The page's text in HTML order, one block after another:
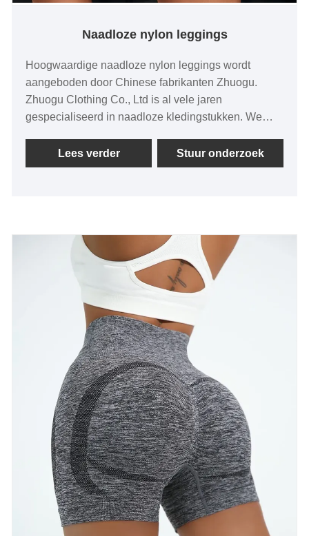
Naadloze nylon leggings
Hoogwaardige naadloze nylon leggings wordt
aangeboden door Chinese fabrikanten Zhuogu.
Zhuogu Clothing Co., Ltd is al vele jaren
gespecialiseerd in naadloze kledingstukken. We
geloofwaardigheid", met wetenschappelijke
managementmethoden, sterke technische kracht,
lagen van het leven komen bezoeken, begeleiding
en zakelijke onderhandelingen.
Lees verder Stuur onderzoek